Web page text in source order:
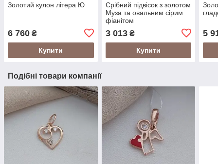
Золотий кулон літера Ю
6 760 ₴
Купити
Срібний підвісок з золотом
Муза та овальним сірим
фіанітом
3 013₴
Купити
5
Подібні товари компанії